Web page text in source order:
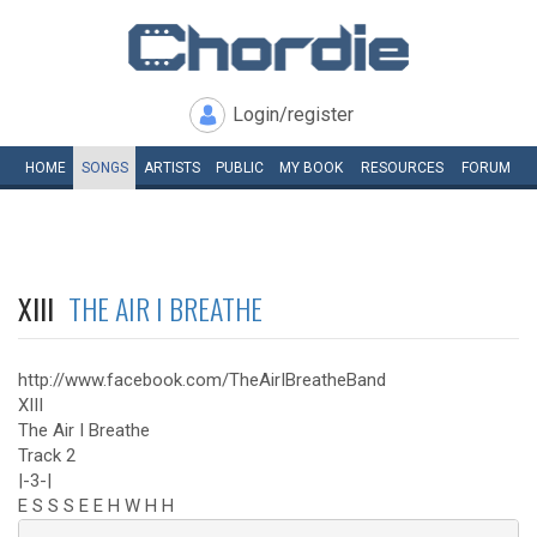
Login/register
HOME SONGS ARTISTS PUBLIC MY BOOK RESOURCES FORUM
XIII THE AIR I BREATHE
http://www.facebook.com/TheAirIBreatheBand
XIII
The Air I Breathe
Track 2
|-3-|
E S S S E E H W H H